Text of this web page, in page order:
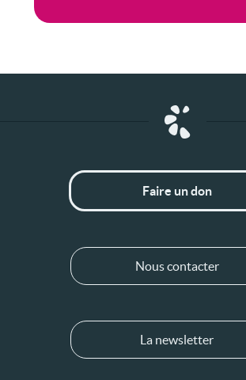
Faire un don
Nous contacter
La newsletter